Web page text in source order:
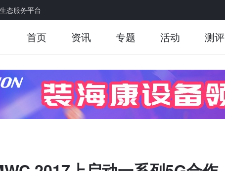
态服务平台
首页 资讯 专题 活动 测评